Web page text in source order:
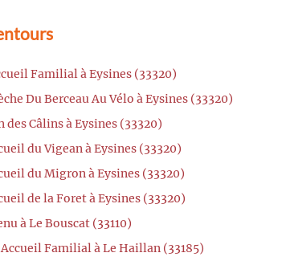
Familial à Eysines (33320)
Du Berceau Au Vélo à Eysines (33320)
Câlins à Eysines (33320)
du Vigean à Eysines (33320)
du Migron à Eysines (33320)
de la Foret à Eysines (33320)
à Le Bouscat (33110)
Familial à Le Haillan (33185)